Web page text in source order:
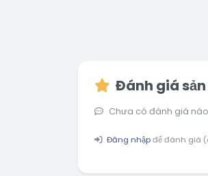
Đánh giá
Chưa có đánh giá
Đăng nhậpđể đánh giá